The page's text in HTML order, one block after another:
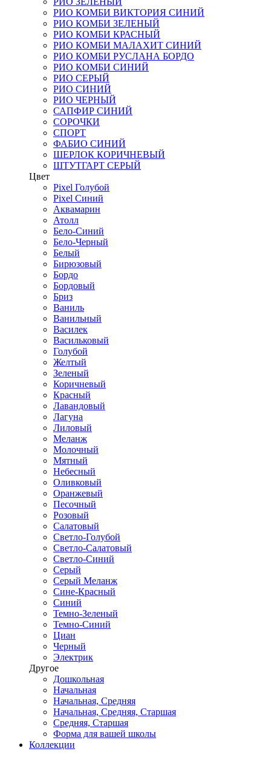
РИО КОМБИ ВИКТОРИЯ СИНИЙ
РИО КОМБИ ЗЕЛЕНЫЙ
РИО КОМБИ КРАСНЫЙ
РИО КОМБИ МАЛАХИТ СИНИЙ
РИО КОМБИ РУСЛАНА БОРДО
РИО КОМБИ СИНИЙ
РИО СЕРЫЙ
РИО СИНИЙ
РИО ЧЕРНЫЙ
САПФИР СИНИЙ
СОРОЧКИ
СПОРТ
ФАБИО СИНИЙ
ШЕРЛОК КОРИЧНЕВЫЙ
ШТУТГАРТ СЕРЫЙ
Цвет
Pixel Голубой
Pixel Синий
Аквамарин
Атолл
Бело-Синий
Бело-Черный
Белый
Бирюзовый
Бордо
Бордовый
Бриз
Ваниль
Ванильный
Василек
Васильковый
Голубой
Желтый
Зеленый
Коричневый
Красный
Лавандовый
Лагуна
Лиловый
Меланж
Молочный
Мятный
Небесный
Оливковый
Оранжевый
Песочный
Розовый
Салатовый
Светло-Голубой
Светло-Салатовый
Светло-Синий
Серый
Серый Меланж
Сине-Красный
Синий
Темно-Зеленый
Темно-Синий
Циан
Черный
Электрик
Другое
Дошкольная
Начальная
Начальная, Средняя
Начальная, Средняя, Старшая
Средняя, Старшая
Форма для вашей школы
Коллекции